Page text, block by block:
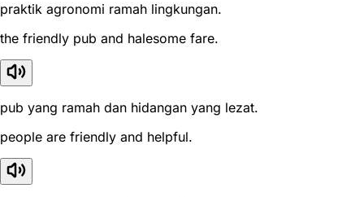
praktik agronomi ramah lingkungan.
the friendly pub and halesome fare.
pub yang ramah dan hidangan yang lezat.
people are friendly and helpful.